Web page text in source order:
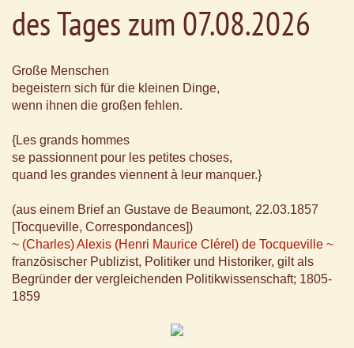
des Tages zum 07.08.2026
Große Menschen
begeistern sich für die kleinen Dinge,
wenn ihnen die großen fehlen.
{Les grands hommes
se passionnent pour les petites choses,
quand les grandes viennent à leur manquer.}
(aus einem Brief an Gustave de Beaumont, 22.03.1857
[Tocqueville, Correspondances])
~ (Charles) Alexis (Henri Maurice Clérel) de Tocqueville ~
französischer Publizist, Politiker und Historiker, gilt als
Begründer der vergleichenden Politikwissenschaft; 1805-
1859